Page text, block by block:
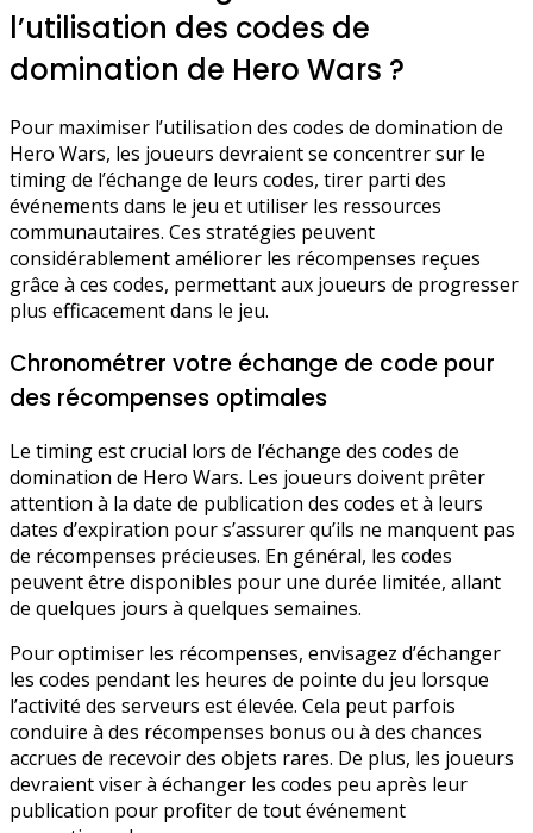
l’utilisation des codes de
domination de Hero Wars ?
Pour maximiser l’utilisation des codes de domination de
Hero Wars, les joueurs devraient se concentrer sur le
timing de l’échange de leurs codes, tirer parti des
événements dans le jeu et utiliser les ressources
communautaires. Ces stratégies peuvent
considérablement améliorer les récompenses reçues
grâce à ces codes, permettant aux joueurs de progresser
plus efficacement dans le jeu.
Chronométrer votre échange de code pour
des récompenses optimales
Le timing est crucial lors de l’échange des codes de
domination de Hero Wars. Les joueurs doivent prêter
attention à la date de publication des codes et à leurs
dates d’expiration pour s’assurer qu’ils ne manquent pas
de récompenses précieuses. En général, les codes
peuvent être disponibles pour une durée limitée, allant
de quelques jours à quelques semaines.
Pour optimiser les récompenses, envisagez d’échanger
les codes pendant les heures de pointe du jeu lorsque
l’activité des serveurs est élevée. Cela peut parfois
conduire à des récompenses bonus ou à des chances
accrues de recevoir des objets rares. De plus, les joueurs
devraient viser à échanger les codes peu après leur
publication pour profiter de tout événement